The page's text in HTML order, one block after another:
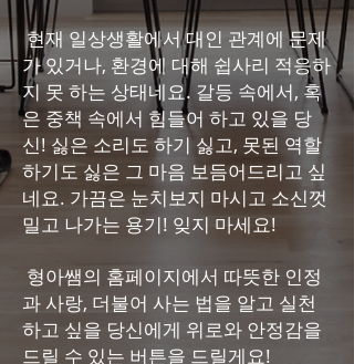
현재 일상생활에서 대인 관계에 문제
가 있거나, 환경에 대해 쉽사리 적응하
지 못 하는 상태네요. 갈등 속에서, 혹
은 중책 속에서 힘들어 하고 있을 당
신! 싫은 소리도 하기 싫고, 못된 역할
하기도 싫은 그 마음 보듬어드리고 싶
네요. 가끔은 눈치보지 마시고 소신껏
밀고 나가는 용기! 잊지 마세요!
형아쌤의 홈페이지에서 따뜻한 인정
과 사랑, 더불어 사는 법을 알고 실천
하고 싶을 당신에게 위로와 안정감을
드릴 수 있는 버튼을 드릴게요!